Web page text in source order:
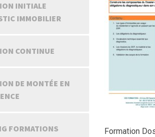
Formation
INITIALE
IMMOBILIER
CONTINUE
DE MONTÉE EN
FORMATIONS